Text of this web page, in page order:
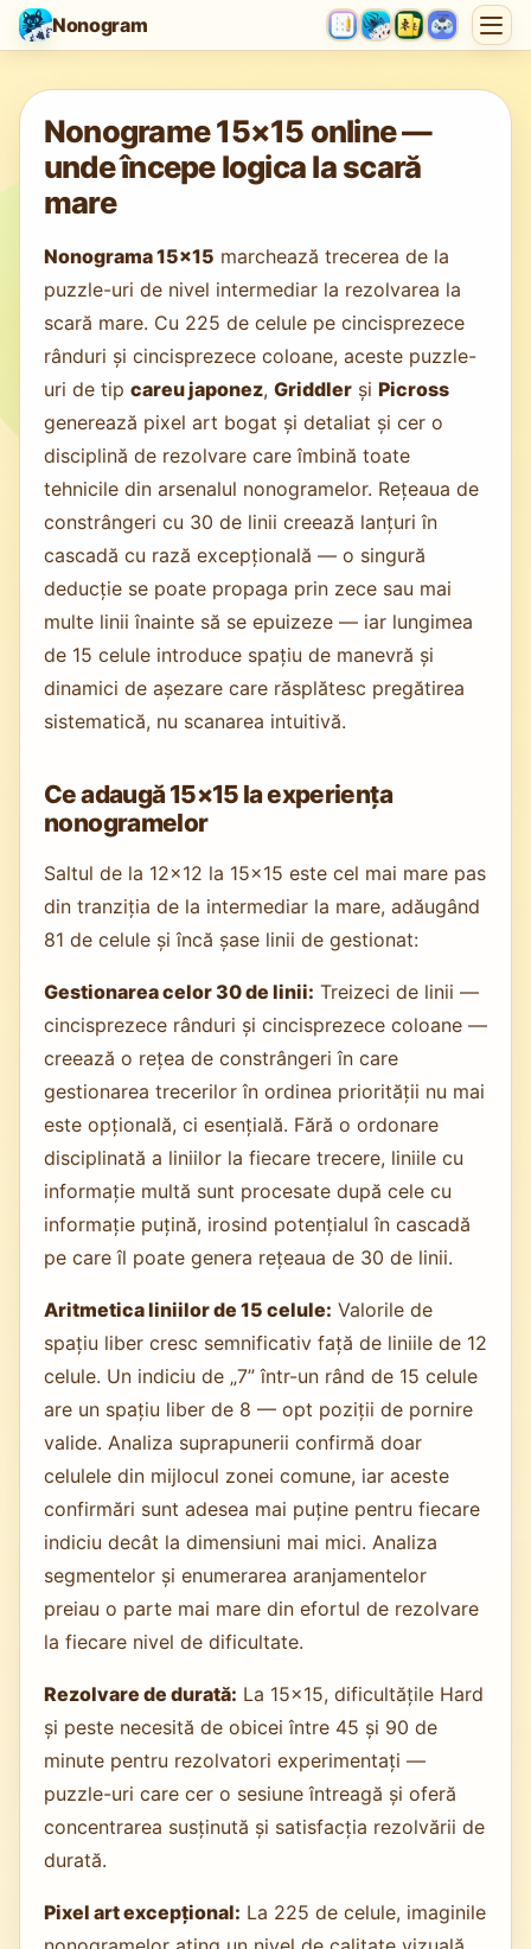
Nonogram
Se încarcă jocul…
Nonograme 15×15 online —
unde începe logica la scară
mare
Nonograma 15×15 marchează trecerea de la
puzzle-uri de nivel intermediar la rezolvarea la
scară mare. Cu 225 de celule pe cincisprezece
rânduri și cincisprezece coloane, aceste puzzle-
uri de tip careu japonez, Griddler și Picross
generează pixel art bogat și detaliat și cer o
disciplină de rezolvare care îmbină toate
tehnicile din arsenalul nonogramelor. Rețeaua de
constrângeri cu 30 de linii creează lanțuri în
cascadă cu rază excepțională — o singură
deducție se poate propaga prin zece sau mai
multe linii înainte să se epuizeze — iar lungimea
de 15 celule introduce spațiu de manevră și
dinamici de așezare care răsplătesc pregătirea
sistematică, nu scanarea intuitivă.
Ce adaugă 15×15 la experiența
nonogramelor
Saltul de la 12×12 la 15×15 este cel mai mare pas
din tranziția de la intermediar la mare, adăugând
81 de celule și încă șase linii de gestionat:
Gestionarea celor 30 de linii: Treizeci de linii —
cincisprezece rânduri și cincisprezece coloane —
creează o rețea de constrângeri în care
gestionarea trecerilor în ordinea priorității nu mai
este opțională, ci esențială. Fără o ordonare
disciplinată a liniilor la fiecare trecere, liniile cu
informație multă sunt procesate după cele cu
informație puțină, irosind potențialul în cascadă
pe care îl poate genera rețeaua de 30 de linii.
Aritmetica liniilor de 15 celule: Valorile de
spațiu liber cresc semnificativ față de liniile de 12
celule. Un indiciu de „7” într-un rând de 15 celule
are un spațiu liber de 8 — opt poziții de pornire
valide. Analiza suprapunerii confirmă doar
celulele din mijlocul zonei comune, iar aceste
confirmări sunt adesea mai puține pentru fiecare
indiciu decât la dimensiuni mai mici. Analiza
segmentelor și enumerarea aranjamentelor
preiau o parte mai mare din efortul de rezolvare
la fiecare nivel de dificultate.
Rezolvare de durată: La 15×15, dificultățile Hard
și peste necesită de obicei între 45 și 90 de
minute pentru rezolvatori experimentați —
puzzle-uri care cer o sesiune întreagă și oferă
concentrarea susținută și satisfacția rezolvării de
durată.
Pixel art excepțional: La 225 de celule, imaginile